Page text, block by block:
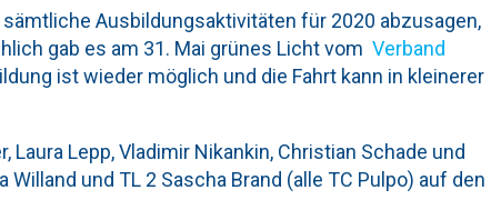
Ausbildungsaktivitäten für 2020 abzusagen,
gab es am 31. Mai grünes Licht vom Verband
ist wieder möglich und die Fahrt kann in kleinerer
Laura Lepp, Vladimir Nikankin, Christian Schade und
und TL 2 Sascha Brand (alle TC Pulpo) auf den